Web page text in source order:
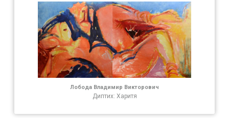
Лобода Владимир Викторович
Диптих: Харитя